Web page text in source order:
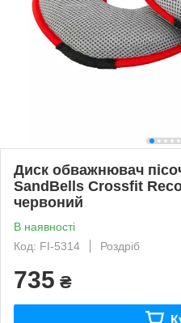
Диск обважнювач
SandBells Crossfit
червоний
В наявності
Код: FI-5314
Роздріб
735 ₴